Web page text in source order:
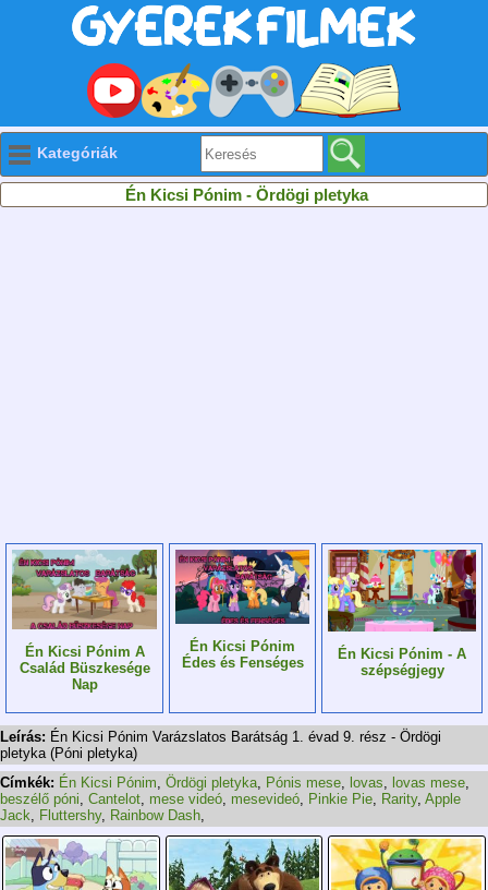
Kategóriák
Én Kicsi Pónim - Ördögi pletyka
Én Kicsi Pónim A
Család Büszkesége
Nap
Én Kicsi Pónim
Édes és Fenséges
Én Kicsi Pónim - A
szépségjegy
Leírás: Én Kicsi Pónim Varázslatos Barátság 1. évad 9. rész - Ördögi
pletyka (Póni pletyka)
Címkék: Én Kicsi Pónim, Ördögi pletyka, Pónis mese, lovas, lovas mese,
beszélő póni, Cantelot, mese videó, mesevideó, Pinkie Pie, Rarity, Apple
Jack, Fluttershy, Rainbow Dash,